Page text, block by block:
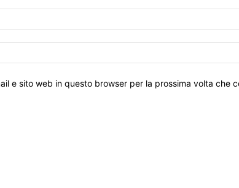
e sito web in questo browser per la prossima volta che